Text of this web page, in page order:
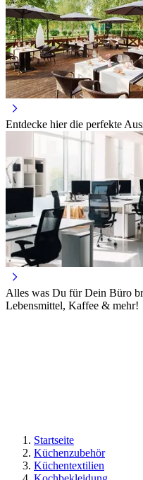
Entdecke hier die perfekte
Alles was Du für Dein Büro
Lebensmittel, Kaffee & mehr!
Startseite
Küchenzubehör
Küchentextilien